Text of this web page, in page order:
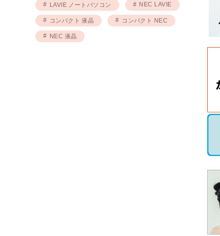
LAVIE ノートパソコン NEC LAVIE
コンパクト 液晶 コンパクト NEC
NEC 液晶